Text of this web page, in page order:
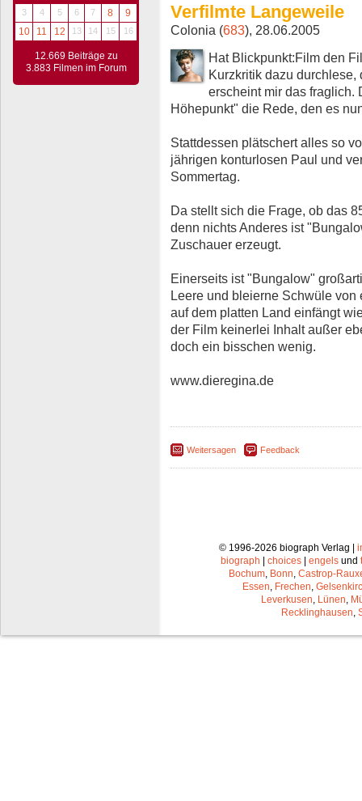
3
4 5 6 7 8
9
10
11 12 13 14 15 16
12.669 Beiträge zu
3.883 Filmen im Forum
Verfilmte Langeweile
Colonia (683), 28.06.2005
Hat Blickpunkt:Film den
Kurzkritik dazu
erscheint mir das fraglich.
Höhepunkt" die Rede, den es
Stattdessen plätschert alles so
jährigen konturlosen Paul und
Sommertag.
Da stellt sich die Frage, ob das
denn nichts Anderes ist
Zuschauer erzeugt.
Einerseits ist "Bungalow"
Leere und bleierne Schwüle
auf dem platten Land einfängt
der Film keinerlei Inhalt außer
doch ein bisschen wenig.
www.dieregina.de
Weitersagen Feedback
© 1996-2026 biograph Verlag |
biograph
choices engels und
Bochum, Bonn, Castrop-
Essen, Frechen,
Leverkusen, Lünen,
Recklinghausen,